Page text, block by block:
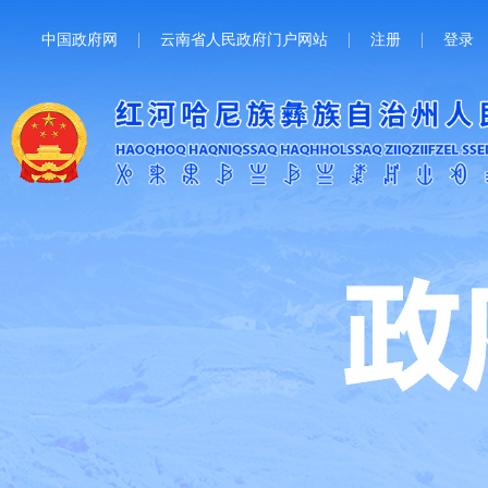
中国政府网 云南省人民政府门户网站 注册 登录